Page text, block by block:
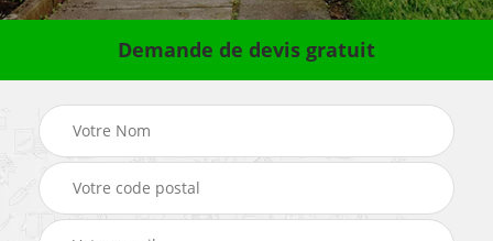
Demande de devis gratuit